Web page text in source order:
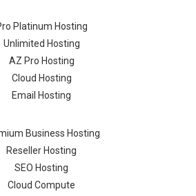
Platinum Hosting
Unlimited Hosting
AZ Pro Hosting
Cloud Hosting
Email Hosting
Business Hosting
Reseller Hosting
SEO Hosting
Cloud Compute